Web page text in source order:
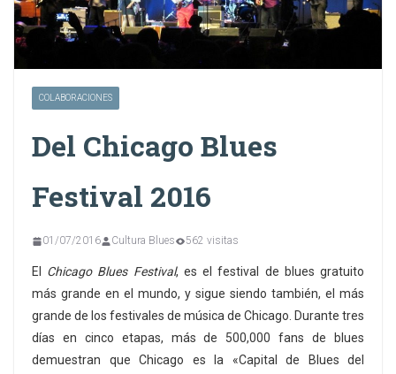
COLABORACIONES
Del Chicago Blues
Festival 2016
01/07/2016 Cultura Blues 562 visitas
El Chicago Blues Festival, es el festival de blues gratuito
más grande en el mundo, y sigue siendo también, el más
grande de los festivales de música de Chicago. Durante tres
días en cinco etapas, más de 500,000 fans de blues
demuestran que Chicago es la «Capital de Blues del